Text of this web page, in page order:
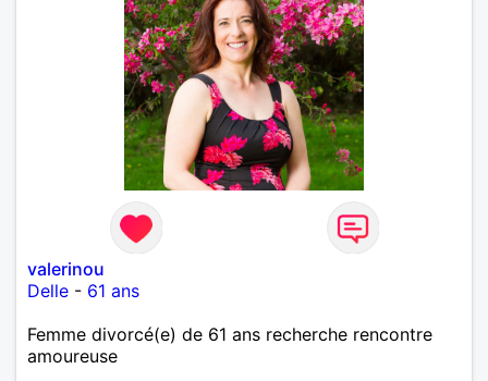
valerinou
Delle - 61 ans
Femme divorcé(e) de 61 ans recherche rencontre
amoureuse